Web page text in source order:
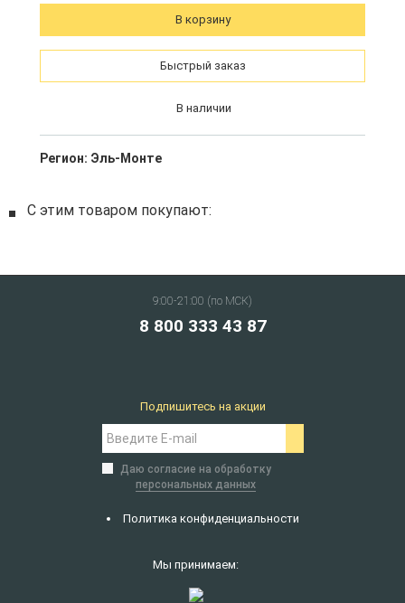
В корзину
Быстрый заказ
В наличии
Регион: Эль-Монте
С этим товаром покупают:
9:00-21:00 (по МСК)
8 800 333 43 87
Мы принимаем:
Политика конфиденциальности
Подпишитесь на акции
Даю согласие на обработку
персональных данных